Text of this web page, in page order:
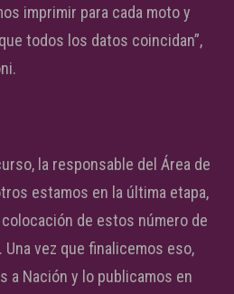
imprimir para cada moto y
todos los datos coincidan”,
la responsable del Área de
estamos en la última etapa,
de estos número de
vez que finalicemos eso,
a Nación y lo publicamos en